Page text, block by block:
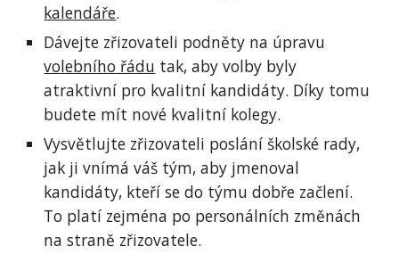
kalendáře.
Dávejte zřizovateli podněty na úpravu
volebního řádu tak, aby volby byly
atraktivní pro kvalitní kandidáty. Díky tomu
budete mít nové kvalitní kolegy.
Vysvětlujte zřizovateli poslání školské rady,
jak ji vnímá váš tým, aby jmenoval
kandidáty, kteří se do týmu dobře začlení.
To platí zejména po personálních změnách
na straně zřizovatele.